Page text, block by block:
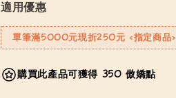
適用優惠
單筆滿5000元現折250元 <指定商品>
購買此產品可獲得 350 傲嬌點